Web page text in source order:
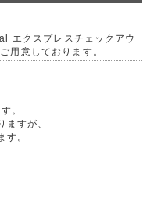
エクスプレスチェックアウ
用意しております。
。
ますが、
す。